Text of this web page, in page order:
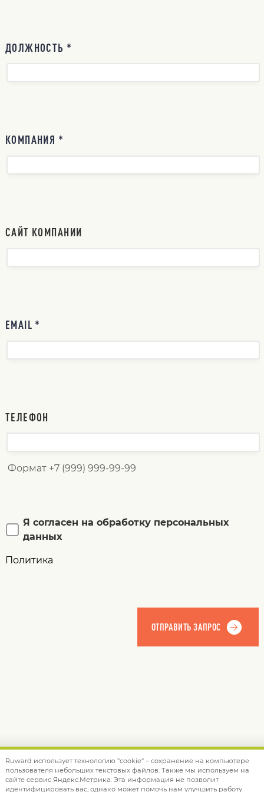
ДОЛЖНОСТЬ *
КОМПАНИЯ *
САЙТ КОМПАНИИ
EMAIL *
ТЕЛЕФОН
Формат +7 (999) 999-99-99
Я согласен на обработку персональных
данных
Политика
© 2012 — 2026 Ruwardinfo@ruward.ru
Ruward использует технологию "cookie" – сохранение на компьютере
пользователя небольших текстовых файлов. Также мы используем на
сайте сервис Яндекс.Метрика. Эта информация не позволит
идентифицировать вас, однако может помочь нам улучшить работу